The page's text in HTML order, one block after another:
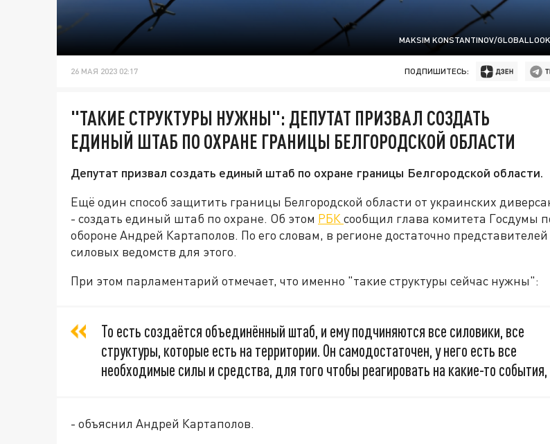
MAKSIM KONSTANTINOV/
26 МАЯ 2023 02:17 ПОДПИШИТЕСЬ:
"ТАКИЕ СТРУКТУРЫ НУЖНЫ": ДЕПУТАТ ПРИЗВАЛ СОЗДАТЬ
ЕДИНЫЙ ШТАБ ПО ОХРАНЕ ГРАНИЦЫ БЕЛГОРОДСКОЙ ОБЛАСТИ
Депутат призвал создать единый штаб по охране границы Белгородской области.
Ещё один способ защитить границы Белгородской области от украинских
- создать единый штаб по охране. Об этом РБК сообщил глава комитета Госдумы
обороне Андрей Картаполов. По его словам, в регионе достаточно представителей
силовых ведомств для этого.
При этом парламентарий отмечает, что именно "такие структуры сейчас нужны":
То есть создаётся объединённый штаб, и ему подчиняются все силовики, все
структуры, которые есть на территории. Он самодостаточен, у него есть все
необходимые силы и средства, для того чтобы реагировать на какие-то события,
- объяснил Андрей Картаполов.